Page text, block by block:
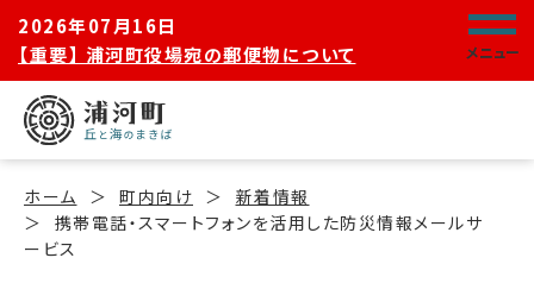
2026年07月16日
【重要】 浦河町役場宛の郵便物について
メニュー
ホーム 町内向け
新着情報
携帯電話・スマートフォンを活用した防災情報メールサ
ービス